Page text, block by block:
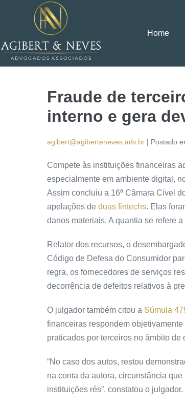
Home
Fraude de
interno e gera
agibert@agiberteneves.adv.br | Postado
Compete às instituições financeiras
especialmente em ambiente digital,
Assim concluiu a 16ª Câmara Cível
apelações de duas fintechs. Elas
danos materiais. A quantia se refere
Relator dos recursos, o
Código de Defesa do Consumidor
regra, os fornecedores de serviços
decorrência de defeitos relativos à
O julgador também citou a Súmula
financeiras respondem
praticados por terceiros no âmbito de
“No caso dos autos, restou
na conta da autora, circunstância
instituições rés”, constatou o julgador.